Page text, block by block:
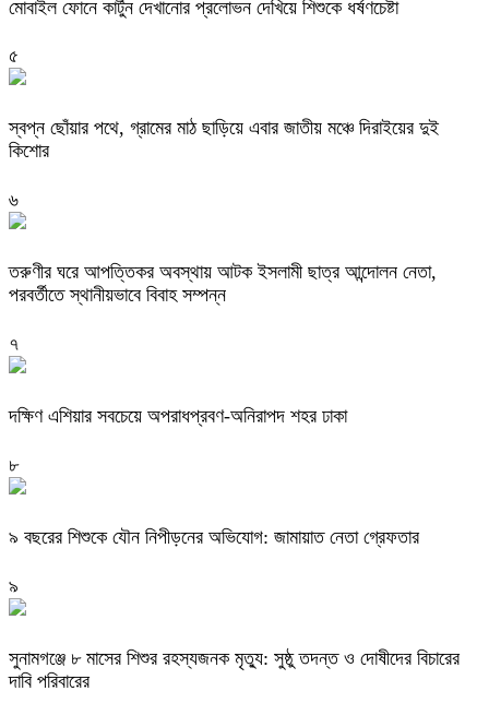
মোবাইল ফোনে কার্টুন দেখানোর প্রলোভন দেখিয়ে শিশুকে ধর্ষণচেষ্টা
৫
স্বপ্ন ছোঁয়ার পথে, গ্রামের মাঠ ছাড়িয়ে এবার জাতীয় মঞ্চে দিরাইয়ের দুই
কিশোর
৬
তরুণীর ঘরে আপত্তিকর অবস্থায় আটক ইসলামী ছাত্র আন্দোলন নেতা,
পরবর্তীতে স্থানীয়ভাবে বিবাহ সম্পন্ন
৭
দক্ষিণ এশিয়ার সবচেয়ে অপরাধপ্রবণ-অনিরাপদ শহর ঢাকা
৮
৯ বছরের শিশুকে যৌন নিপীড়নের অভিযোগ: জামায়াত নেতা গ্রেফতার
৯
সুনামগঞ্জে ৮ মাসের শিশুর রহস্যজনক মৃত্যু: সুষ্ঠু তদন্ত ও দোষীদের বিচারের
দাবি পরিবারের